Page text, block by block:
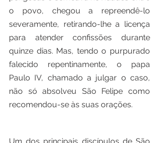
o povo, chegou a repreendê-lo
severamente, retirando-lhe a licença
para atender confissões durante
quinze dias. Mas, tendo o purpurado
falecido repentinamente, o papa
Paulo IV, chamado a julgar o caso,
não só absolveu São Felipe como
recomendou-se às suas orações.
Um dos principais discípulos de São